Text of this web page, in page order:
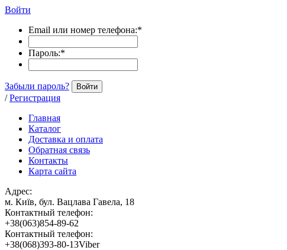
Войти
Email или номер телефона:*
Пароль:*
Забыли пароль? Войти
/ Регистрация
Главная
Каталог
Доставка и оплата
Обратная связь
Контакты
Карта сайта
Адрес:
м. Київ, бул. Вацлава Гавела, 18
Контактный телефон:
+38(063)854-89-62
Контактный телефон:
+38(068)393-80-13Viber